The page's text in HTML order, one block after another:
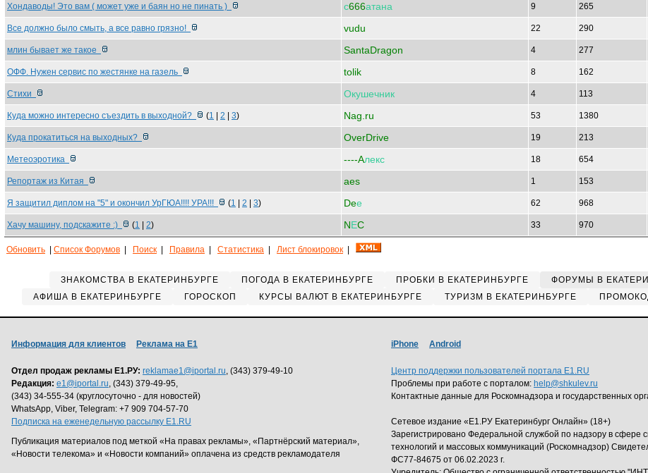
Хондаводы! Это вам ( может уже и баян но не пинать ) с666атана 9 265
Все должно было смыть, а все равно грязно! vudu 22 290
млин бывает же такое SantaDragon 4 277
ОФФ. Нужен сервис по жестянке на газель tolik 8 162
Стихи Окушечник 4 113
Куда можно интересно съездить в выходной? (1 2 3) Nag.ru 53 1380
Куда прокатиться на выходных? OverDrive 19 213
Метеоэротика ----Aлекс 18 654
Репортаж из Китая aes 1 153
Я защитил диплом на "5" и окончил УрГЮА!!!! УРА!!! (1 2 3) Deе 62 968
Хачу машину, подскажите :) (1 2) NЕC 33 970
Обновить Список Форумов Поиск Правила Статистика Лист блокировок
ЗНАКОМСТВА В ЕКАТЕРИНБУРГЕ ПОГОДА В ЕКАТЕРИНБУРГЕ ПРОБКИ В ЕКАТЕРИНБУРГЕ ФОРУМЫ В
АФИША В ЕКАТЕРИНБУРГЕ
ГОРОСКОП КУРСЫ ВАЛЮТ В ЕКАТЕРИНБУРГЕ ТУРИЗМ В ЕКАТЕРИНБУРГЕ
Информация для клиентов Реклама на Е1
Отдел продаж рекламы Е1.РУ: reklamae1@iportal.ru, (343) 379-49-10
Редакция: e1@iportal.ru, (343) 379-49-95,
(343) 34-555-34 (круглосуточно - для новостей)
WhatsApp, Viber, Telegram: +7 909 704-57-70
Подписка на еженедельную рассылку E1.RU
Публикация материалов под меткой «На правах рекламы», «Партнёрский материал»,
«Новости телекома» и «Новости компаний» оплачена из средств рекламодателя
iPhone Android
Центр поддержки пользователей портала E1.RU
Проблемы при работе с порталом: help@shkulev.ru
Контактные данные для Роскомнадзора и государственных
Сетевое издание «Е1.РУ Екатеринбург Онлайн» (18+)
Зарегистрировано Федеральной службой по надзору в сфере
технологий и массовых коммуникаций (Роскомнадзор)
ФС77-84675 от 06.02.2023 г.